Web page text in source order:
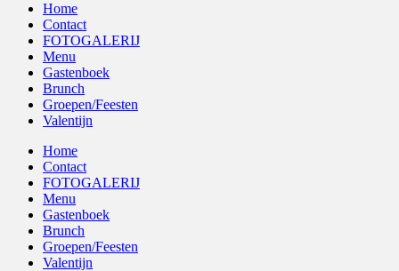
Home
Contact
FOTOGALERIJ
Menu
Gastenboek
Brunch
Groepen/Feesten
Valentijn
Home
Contact
FOTOGALERIJ
Menu
Gastenboek
Brunch
Groepen/Feesten
Valentijn